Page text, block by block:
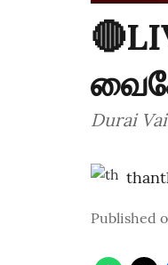
Durai
Published